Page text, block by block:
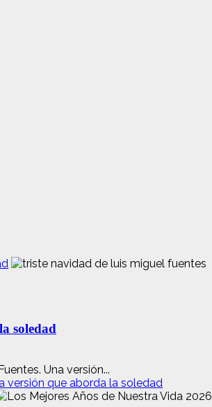
soledad
Una versión...
versión que aborda la soledad